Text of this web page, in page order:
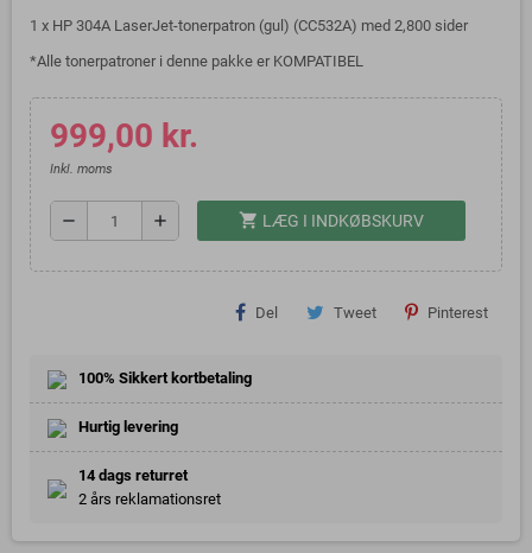
1 x HP 304A LaserJet-tonerpatron (gul) (CC532A) med 2,800 sider
*Alle tonerpatroner i denne pakke er KOMPATIBEL
999,00 kr.
Inkl. moms
remove add shopping_cart LÆG I INDKØBSKURV
Del Tweet Pinterest
100% Sikkert kortbetaling
Hurtig levering
14 dags returret
2 års reklamationsret